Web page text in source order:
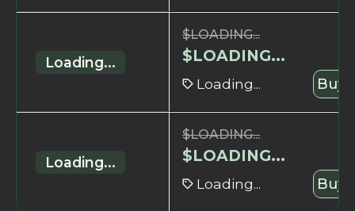
Loading...
$LOADING...
$LOADING...
Loading... Buy
Loading...
$LOADING...
$LOADING...
Loading... Buy